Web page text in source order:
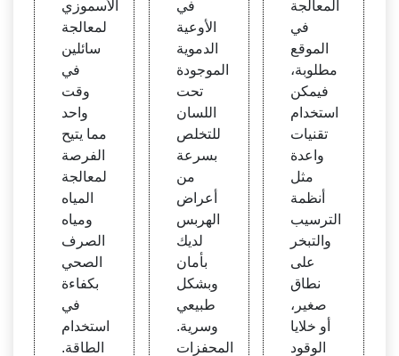
الأسموزي
لمعالجة
سائلين
في
وقت
واحد
مما يتيح
الفرصة
لمعالجة
المياه
ومياه
الصرف
الصحي
بكفاءة
في
استخدام
الطاقة.
في
الأوعية
الدموية
الموجودة
تحت
اللسان
للتخلص
بسرعة
من
أعراض
الهربس
لديك
بأمان
وبشكل
طبيعي
وسرية.
المحفزات
المعالجة
في
الموقع
مطلوبة،
فيمكن
استخدام
تقنيات
واعدة
مثل
أنظمة
الترسيب
والتبخر
على
نطاق
صغير،
أو خلايا
الوقود